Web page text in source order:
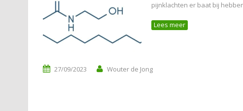
pijnklachten er baat bij
Lees meer
27/09/2023 Wouter de Jong